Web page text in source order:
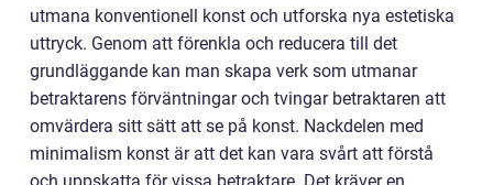
utmana konventionell konst och utforska nya estetiska
uttryck. Genom att förenkla och reducera till det
grundläggande kan man skapa verk som utmanar
betraktarens förväntningar och tvingar betraktaren att
omvärdera sitt sätt att se på konst. Nackdelen med
minimalism konst är att det kan vara svårt att förstå